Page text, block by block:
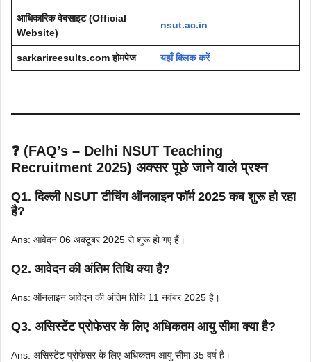
आधिकारिक वेबसाइट (Official
Website)
nsut.ac.in
sarkarireesults.com होमपेज यहाँ क्लिक करें
❓ (FAQ’s – Delhi NSUT Teaching
Recruitment 2025) अक्सर पूछे जाने वाले प्रश्न
Q1. दिल्ली NSUT टीचिंग ऑनलाइन फॉर्म 2025 कब शुरू हो रहा
है?
Ans: आवेदन 06 अक्टूबर 2025 से शुरू हो गए हैं।
Q2. आवेदन की अंतिम तिथि क्या है?
Ans: ऑनलाइन आवेदन की अंतिम तिथि 11 नवंबर 2025 है।
Q3. असिस्टेंट प्रोफेसर के लिए अधिकतम आयु सीमा क्या है?
Ans: असिस्टेंट प्रोफेसर के लिए अधिकतम आयु सीमा 35 वर्ष है।